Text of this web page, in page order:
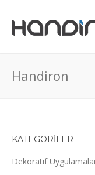
Handiron
KATEGORİLER
Dekoratif